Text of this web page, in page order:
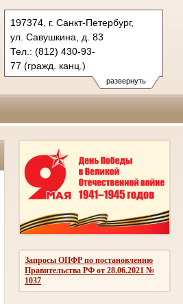
развернуть
197374, г. Санкт-Петербург,
ул. Савушкина, д. 83
Тел.: (812) 430-93-
77 (гражд. канц.)
(812) 430-93-88 (угол. канц.)
primorsky.spb@sudrf.ru
Запросы ОПФР по постановлению
Правительства РФ от 28.06.2021 №
1037